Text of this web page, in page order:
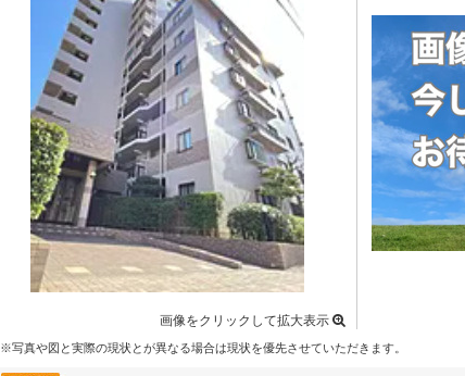
画像をクリックして拡大表示
※写真や図と実際の現状とが異なる場合は現状を優先させていただきます。